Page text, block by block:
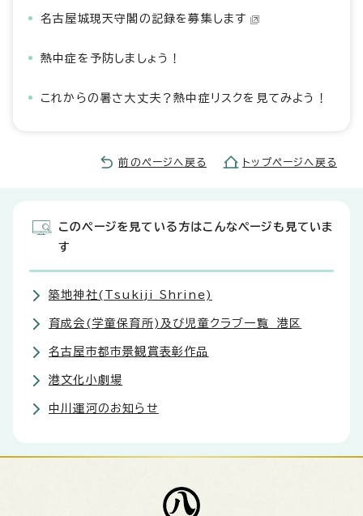
名古屋城現天守閣の記録を募集します
熱中症を予防しましょう！
これからの暑さ大丈夫？熱中症リスクを見てみよう！
前のページへ戻る トップページへ戻る
このページを見ている方はこんなページも見ていま
す
築地神社(Tsukiji Shrine)
育成会(学童保育所)及び児童クラブ一覧 港区
名古屋市都市景観賞表彰作品
港文化小劇場
中川運河のお知らせ